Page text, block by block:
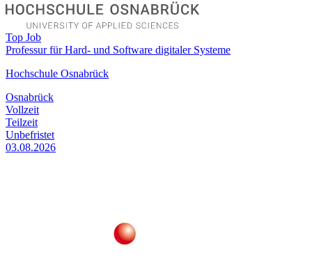
Top Job
Professur für Hard- und Software digitaler Systeme
Hochschule Osnabrück
Osnabrück
Vollzeit
Teilzeit
Unbefristet
03.08.2026